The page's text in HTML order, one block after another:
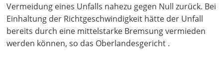
Vermeidung eines Unfalls nahezu gegen Null zurück. Bei
Einhaltung der Richtgeschwindigkeit hätte der Unfall
bereits durch eine mittelstarke Bremsung vermieden
werden können, so das Oberlandesgericht .